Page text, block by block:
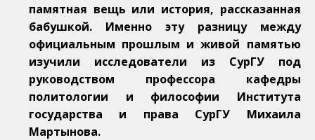
памятная вещь или история, рассказанная
бабушкой. Именно эту разницу между
официальным прошлым и живой памятью
изучили исследователи из СурГУ под
руководством профессора кафедры
политологии и философии Института
государства и права СурГУ Михаила
Мартынова.